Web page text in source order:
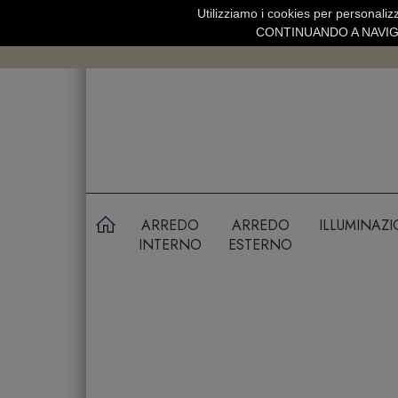
SPEDIZIONE GRATUITA SOPRA 99
ARREDO
INTERNO
ARREDO
ESTERNO
Utilizziamo i cookies per
CONTINUANDO A